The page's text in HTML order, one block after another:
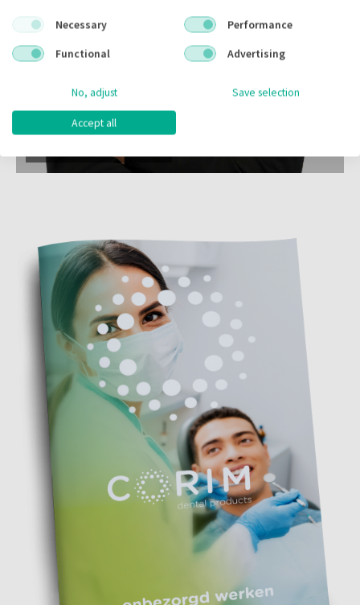
Marco
Verkoopmedewerker
Necessary
Performance
Functional
Advertising
No, adjust Save selection
Accept all